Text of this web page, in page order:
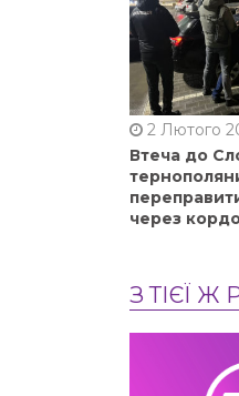
2 Лютого
Втеча до
через
З ТІЄЇ Ж